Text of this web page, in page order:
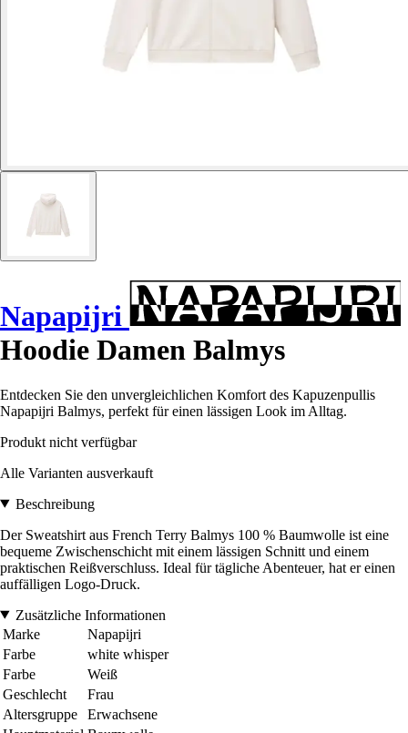
Napapijri
Hoodie Damen Balmys
Entdecken Sie den unvergleichlichen Komfort des Kapuzenpullis
Napapijri Balmys, perfekt für einen lässigen Look im Alltag.
Produkt nicht verfügbar
Alle Varianten ausverkauft
Beschreibung
Der Sweatshirt aus French Terry Balmys 100 % Baumwolle ist eine
bequeme Zwischenschicht mit einem lässigen Schnitt und einem
praktischen Reißverschluss. Ideal für tägliche Abenteuer, hat er einen
auffälligen Logo-Druck.
Zusätzliche Informationen
Marke
Napapijri
Farbe
white whisper
Farbe
Weiß
Geschlecht
Frau
Altersgruppe
Erwachsene